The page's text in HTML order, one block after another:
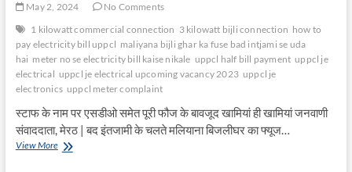
May 2, 2024
No Comments
1 kilowatt commercial connection 3 kilowatt bijli connection how to
pay electricity bill uppcl maliyana bijli ghar ka fuse bad intjami se uda
hai meter no se electricity bill kaise nikale uppcl half bill payment uppcl je
electrical uppcl je electrical upcoming vacancy 2023 uppcl je
electronics uppcl meter complaint
स्टाफ के नाम पर एसडीओ समेत पूरी फौज के बावजूद खामियां ही खामियां जनवाणी
संवाददाता, मेरठ | बद इंतजामी के चलते मलियाना बिजलीघर का फ्यूज…
View Moreमलियाना